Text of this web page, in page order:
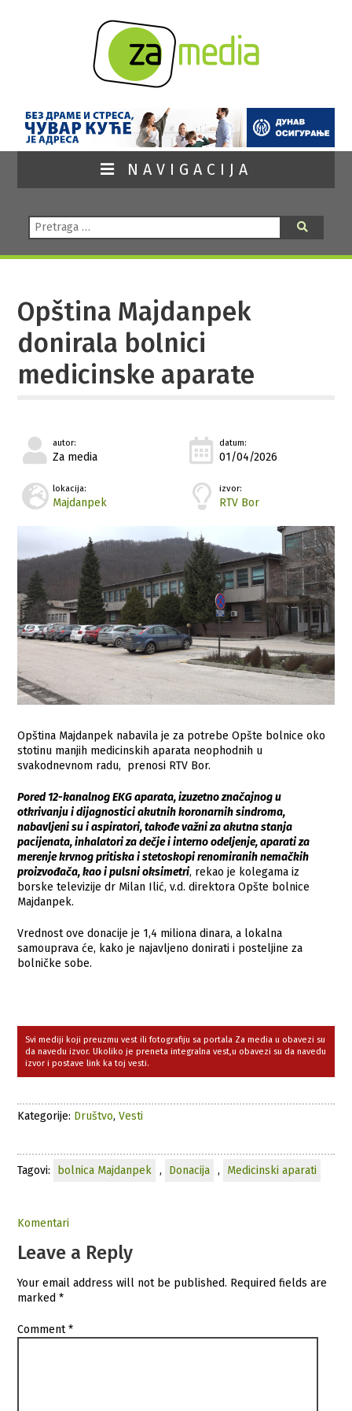
NAVIGACIJA
Pretraga:
Opština Majdanpek
donirala bolnici
medicinske aparate
autor:
Za media
datum:
01/04/2026
lokacija:
Majdanpek
izvor:
RTV Bor
Opština Majdanpek nabavila je za potrebe Opšte bolnice oko
stotinu manjih medicinskih aparata neophodnih u
svakodnevnom radu, prenosi RTV Bor.
Pored 12-kanalnog EKG aparata, izuzetno značajnog u
otkrivanju i dijagnostici akutnih koronarnih sindroma,
nabavljeni su i aspiratori, takođe važni za akutna stanja
pacijenata, inhalatori za dečje i interno odeljenje, aparati za
merenje krvnog pritiska i stetoskopi renomiranih nemačkih
proizvođača, kao i pulsni oksimetri, rekao je kolegama iz
borske televizije dr Milan Ilić, v.d. direktora Opšte bolnice
Majdanpek.
Vrednost ove donacije je 1,4 miliona dinara, a lokalna
samouprava će, kako je najavljeno donirati i posteljine za
bolničke sobe.
Svi mediji koji preuzmu vest ili fotografiju sa portala Za media u obavezi su
da navedu izvor. Ukoliko je preneta integralna vest,u obavezi su da navedu
izvor i postave link ka toj vesti.
Kategorije: Društvo,Vesti
Tagovi: bolnica Majdanpek , Donacija , Medicinski aparati
Komentari
Leave a Reply
Your email address will not be published. Required fields are
marked*
Comment*